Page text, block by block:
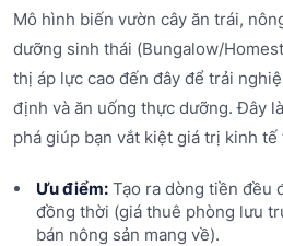
Mô hình biến vườn cây ăn trái,
dưỡng sinh thái (Bungalow/
thị áp lực cao đến đây để trải
định và ăn uống thực dưỡng. Đây
phá giúp bạn vắt kiệt giá trị kinh
Ưu điểm:Tạo ra dòng tiền đều
đồng thời (giá thuê phòng lưu
bán nông sản mang về).